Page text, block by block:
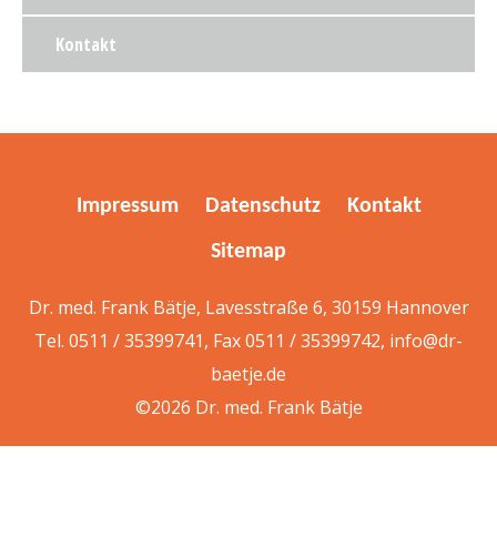
Kontakt
Impressum Datenschutz Kontakt
Sitemap
Dr. med. Frank Bätje, Lavesstraße 6, 30159 Hannover
Tel. 0511 / 35399741, Fax 0511 / 35399742, info@dr-
baetje.de
©2026 Dr. med. Frank Bätje